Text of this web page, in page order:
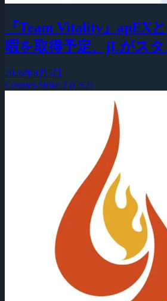
『Team Vitality』apEX
暇を取得予定、jLがス
2026年8月5日
Counter-Strike 2 (CS2)